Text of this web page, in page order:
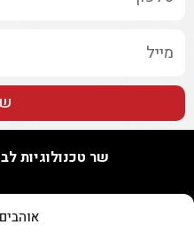
שר טכנולוגיות
טל. 09-7748655